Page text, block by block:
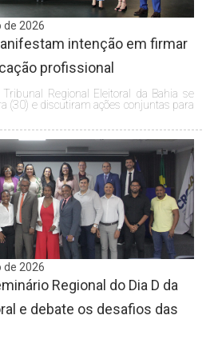
de 2026
intenção em firmar
profissional
Regional Eleitoral da Bahia se
(30) e discutiram ações conjuntas para
de 2026
Regional do Dia D da
e debate os desafios das